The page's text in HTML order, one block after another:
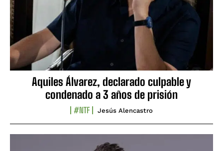
Aquiles Álvarez, declarado culpable y
condenado a 3 años de prisión
#NTF Jesús Alencastro